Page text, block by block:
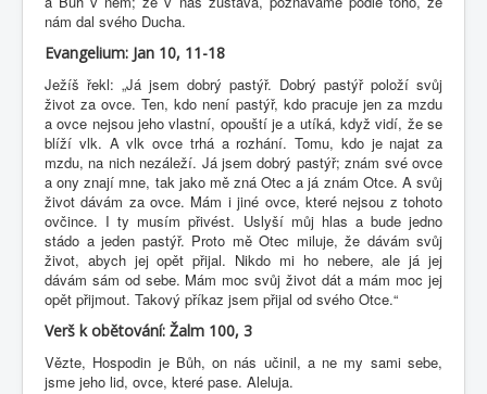
nám dal svého Ducha.
Evangelium: Jan 10, 11-18
Ježíš řekl: „Já jsem dobrý pastýř. Dobrý pastýř položí svůj
život za ovce. Ten, kdo není pastýř, kdo pracuje jen za mzdu
a ovce nejsou jeho vlastní, opouští je a utíká, když vidí, že se
blíží vlk. A vlk ovce trhá a rozhání. Tomu, kdo je najat za
mzdu, na nich nezáleží. Já jsem dobrý pastýř; znám své ovce
a ony znají mne, tak jako mě zná Otec a já znám Otce. A svůj
život dávám za ovce. Mám i jiné ovce, které nejsou z tohoto
ovčince. I ty musím přivést. Uslyší můj hlas a bude jedno
stádo a jeden pastýř. Proto mě Otec miluje, že dávám svůj
život, abych jej opět přijal. Nikdo mi ho nebere, ale já jej
dávám sám od sebe. Mám moc svůj život dát a mám moc jej
opět přijmout. Takový příkaz jsem přijal od svého Otce.“
Verš k obětování: Žalm 100, 3
Vězte, Hospodin je Bůh, on nás učinil, a ne my sami sebe,
jsme jeho lid, ovce, které pase. Aleluja.